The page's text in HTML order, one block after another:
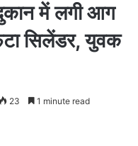
में लगी आग
सिलेंडर, युवक
23 1 minute read